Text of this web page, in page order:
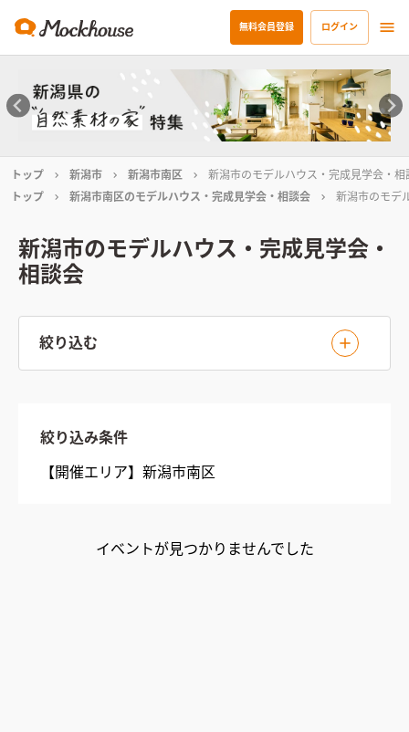
無料会員登録 ログイン
トップ 新潟市 新潟市南区
新潟市のモデルハウス・完成見学会・相
トップ
新潟市南区のモデルハウス・完成見学会・相談会 新潟市のモデ
新潟市のモデルハウス・完成見学会・
相談会
絞り込む
絞り込み条件
【開催エリア】 新潟市南区
イベントが見つかりませんでした